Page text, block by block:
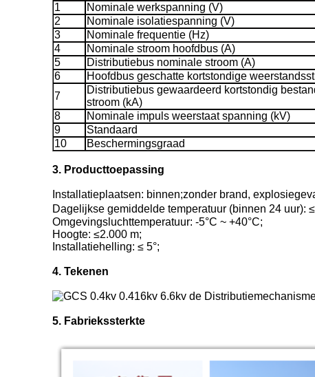
1
Nominale werkspanning (V)
2
Nominale isolatiespanning (V)
3
Nominale frequentie (Hz)
4
Nominale stroom hoofdbus (A)
5
Distributiebus nominale stroom (A)
6
Hoofdbus geschatte kortstondige
7
Distributiebus gewaardeerd kortstondig
stroom (kA)
8
Nominale impuls weerstaat spanning (kV)
9
Standaard
10
Beschermingsgraad
3. Producttoepassing
Installatieplaatsen: binnen;zonder brand,
Dagelijkse gemiddelde temperatuur (binnen 24 uur):
Omgevingsluchttemperatuur: -5°C ~ +40°C;
Hoogte: ≤2.000 m;
Installatiehelling: ≤ 5°;
4. Tekenen
5. Fabriekssterkte